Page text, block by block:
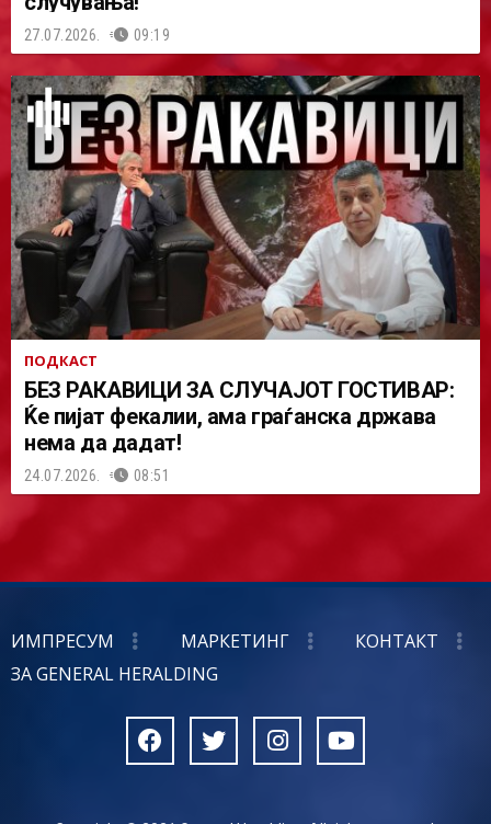
27.07.2026. 09:19
ПОДКАСТ
БЕЗ РАКАВИЦИ ЗА СЛУЧАЈОТ ГОСТИВАР:
Ќе пијат фекалии, ама граѓанска држава
нема да дадат!
24.07.2026. 08:51
ИМПРЕСУМ МАРКЕТИНГ
КОНТАКТ
ЗА GENERAL HERALDING